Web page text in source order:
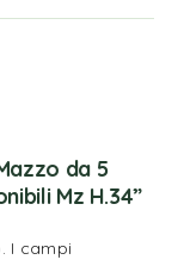
da 5
Mz H.34”
I campi